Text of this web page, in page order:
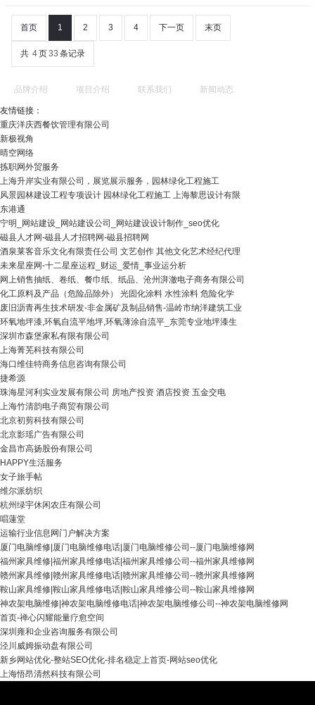
首页 1 2 3 4 下一页 末页
共 4页33 条记录
品牌介绍 项目介绍 联系我们 新闻动态
友情链接：
重庆洋庆西餐饮管理有限公司
新极视角
晴空网络
拣职网外贸服务
上海升岸实业有限公司，展览展示服务，园林绿化工程施工
风景园林建设工程专项设计 园林绿化工程施工 上海黎思设计有限
东港通
宁明_网站建设_网站建设公司_网站建设设计制作_seo优化
磁县人才网-磁县人才招聘网-磁县招聘网
酒泉莱客音乐文化有限责任公司 文艺创作 其他文化艺术经纪代理
未来星座网-十二星座运程_财运_爱情_事业运分析
网上销售抽纸、卷纸、餐巾纸、纸品、沧州湃澈电子商务有限公司
化工原料及产品（危险品除外） 光固化涂料 水性涂料 危险化学
废旧沥青再生技术研发-非金属矿及制品销售-温岭市纳洋建筑工业
环氧地坪漆,环氧自流平地坪,环氧薄涂自流平_东莞专业地坪漆生
深圳市森堡家私有限有限公司
上海菁芜科技有限公司
海口维佳特商务信息咨询有限公司
捷希源
珠海星河利实业发展有限公司 房地产投资 酒店投资 五金交电
上海竹清韵电子商贸有限公司
北京初剪科技有限公司
北京影瑶广告有限公司
金昌市高扬股份有限公司
HAPPY生活服务
女子旅手帖
维尔派纺织
杭州绿宇休闲农庄有限公司
唱蓮堂
运输行业信息网门户解决方案
厦门电脑维修|厦门电脑维修电话|厦门电脑维修公司--厦门电脑维修网
福州家具维修|福州家具维修电话|福州家具维修公司--福州家具维修网
赣州家具维修|赣州家具维修电话|赣州家具维修公司--赣州家具维修网
鞍山家具维修|鞍山家具维修电话|鞍山家具维修公司--鞍山家具维修网
神农架电脑维修|神农架电脑维修电话|神农架电脑维修公司--神农架电脑维修网
首页-禅心闪耀能量疗愈空间
深圳雍和企业咨询服务有限公司
泾川威姆振动盘有限公司
新乡网站优化-整站SEO优化-排名稳定上首页-网站seo优化
上海悟昂清然科技有限公司